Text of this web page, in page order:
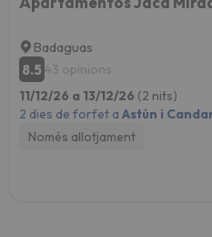
Badaguas
8.5 43 opinions
11/12/26 a 13/12/26 (2 nits)
2 dies de forfet a Astún i
Només allotjament